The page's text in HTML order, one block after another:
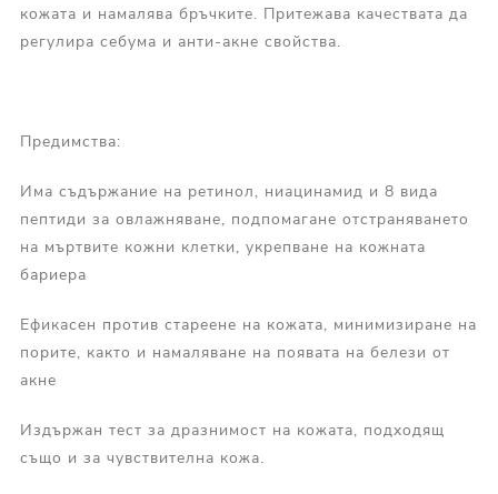
кожата и намалява бръчките. Притежава качествата да
регулира себума и анти-акне свойства.
Предимства:
Има съдържание на ретинол, ниацинамид и 8 вида
пептиди за овлажняване, подпомагане отстраняването
на мъртвите кожни клетки, укрепване на кожната
бариера
Ефикасен против стареене на кожата, минимизиране на
порите, както и намаляване на появата на белези от
акне
Издържан тест за дразнимост на кожата, подходящ
също и за чувствителна кожа.